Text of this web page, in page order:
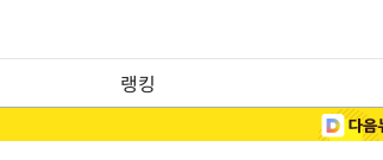
랭킹